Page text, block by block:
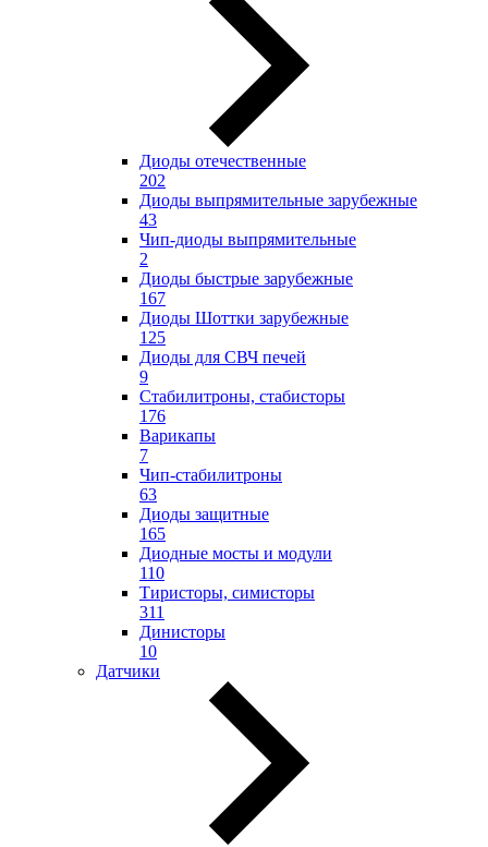
Диоды отечественные
202
Диоды выпрямительные зарубежные
43
Чип-диоды выпрямительные
2
Диоды быстрые зарубежные
167
Диоды Шоттки зарубежные
125
Диоды для СВЧ печей
9
Стабилитроны, стабисторы
176
Варикапы
7
Чип-стабилитроны
63
Диоды защитные
165
Диодные мосты и модули
110
Тиристоры, симисторы
311
Динисторы
10
Датчики